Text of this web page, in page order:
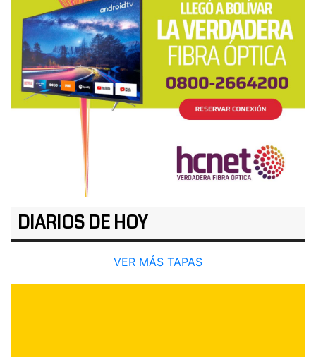
DIARIOS DE HOY
VER MÁS TAPAS